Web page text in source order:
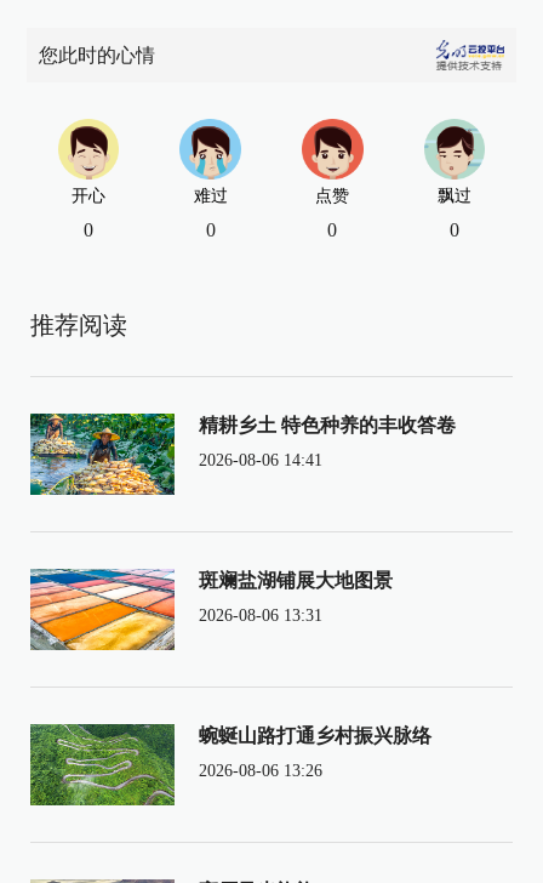
您此时的心情
开心
0
难过
0
点赞
0
飘过
0
推荐阅读
精耕乡土 特色种养的丰收答卷
2026-08-06 14:41
斑斓盐湖铺展大地图景
2026-08-06 13:31
蜿蜒山路打通乡村振兴脉络
2026-08-06 13:26